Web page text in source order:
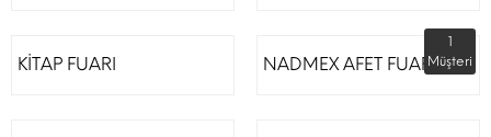
KİTAP FUARI NADMEX AFET FUARI
1
Müşteri